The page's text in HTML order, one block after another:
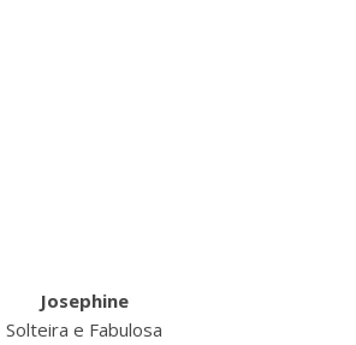
Josephine
Solteira e Fabulosa